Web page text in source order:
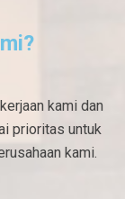
kami dan
prioritas untuk
kami.